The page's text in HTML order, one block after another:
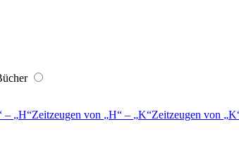
– H Zeitzeugen von H – K Zeitzeugen von K